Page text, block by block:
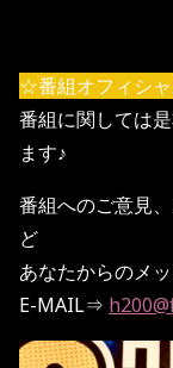
☆番組オフィシ
番組に関しては
ます♪
番組へのご意見
ど
あなたからのメ
E-MAIL⇒